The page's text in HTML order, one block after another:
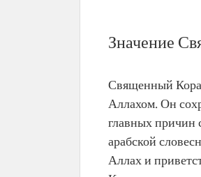
Значение
Священный
Аллахом. Он
главных причин
арабской
Аллах и